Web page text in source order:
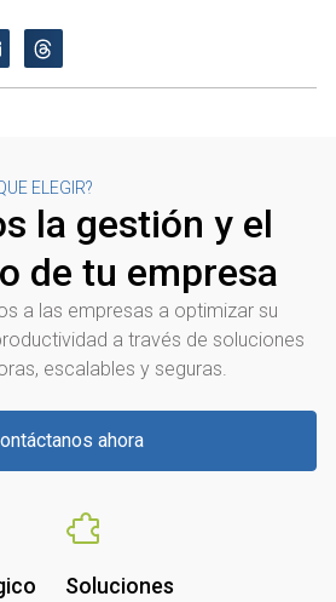
ELEGIR?
la gestión y el
de tu empresa
a las empresas a optimizar su
a través de soluciones
escalables y seguras.
ahora
Soluciones